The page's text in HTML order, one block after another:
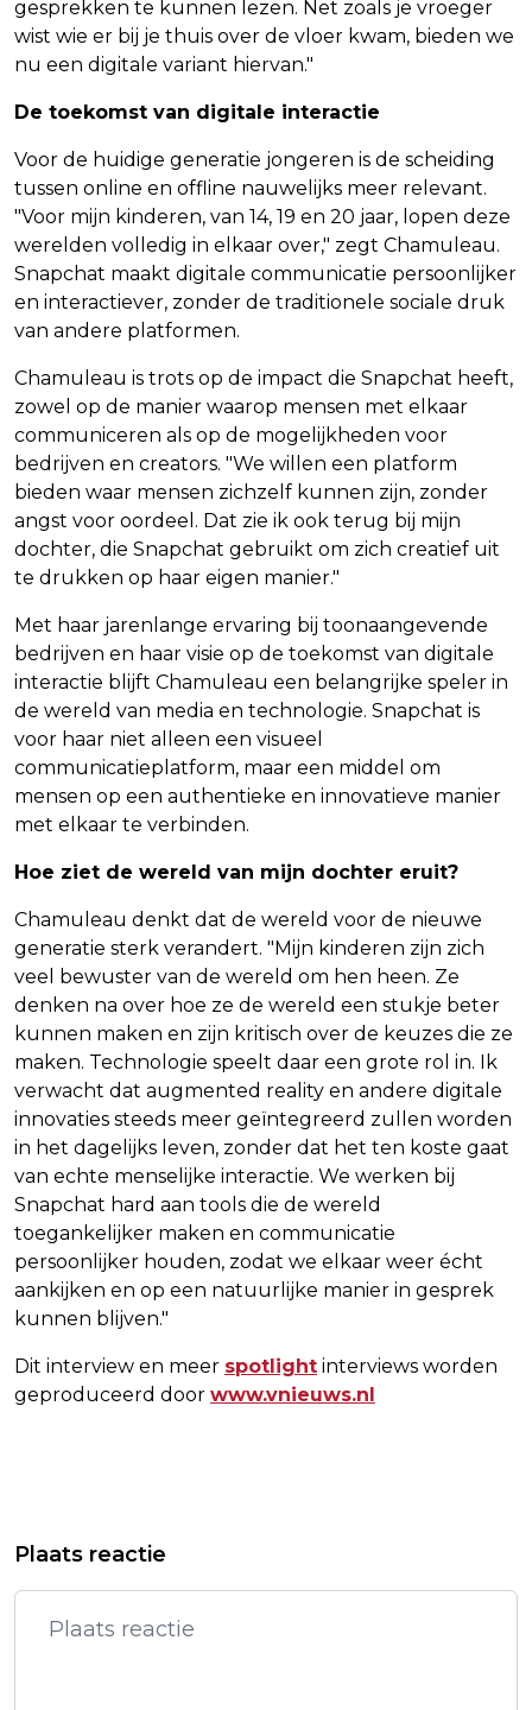
gesprekken te kunnen lezen. Net zoals je vroeger
wist wie er bij je thuis over de vloer kwam, bieden we
nu een digitale variant hiervan."
De toekomst van digitale interactie
Voor de huidige generatie jongeren is de scheiding
tussen online en offline nauwelijks meer relevant.
"Voor mijn kinderen, van 14, 19 en 20 jaar, lopen deze
werelden volledig in elkaar over," zegt Chamuleau.
Snapchat maakt digitale communicatie persoonlijker
en interactiever, zonder de traditionele sociale druk
van andere platformen.
Chamuleau is trots op de impact die Snapchat heeft,
zowel op de manier waarop mensen met elkaar
communiceren als op de mogelijkheden voor
bedrijven en creators. "We willen een platform
bieden waar mensen zichzelf kunnen zijn, zonder
angst voor oordeel. Dat zie ik ook terug bij mijn
dochter, die Snapchat gebruikt om zich creatief uit
te drukken op haar eigen manier."
Met haar jarenlange ervaring bij toonaangevende
bedrijven en haar visie op de toekomst van digitale
interactie blijft Chamuleau een belangrijke speler in
de wereld van media en technologie. Snapchat is
voor haar niet alleen een visueel
communicatieplatform, maar een middel om
mensen op een authentieke en innovatieve manier
met elkaar te verbinden.
Hoe ziet de wereld van mijn dochter eruit?
Chamuleau denkt dat de wereld voor de nieuwe
generatie sterk verandert. "Mijn kinderen zijn zich
veel bewuster van de wereld om hen heen. Ze
denken na over hoe ze de wereld een stukje beter
kunnen maken en zijn kritisch over de keuzes die ze
maken. Technologie speelt daar een grote rol in. Ik
verwacht dat augmented reality en andere digitale
innovaties steeds meer geïntegreerd zullen worden
in het dagelijks leven, zonder dat het ten koste gaat
van echte menselijke interactie. We werken bij
Snapchat hard aan tools die de wereld
toegankelijker maken en communicatie
persoonlijker houden, zodat we elkaar weer écht
aankijken en op een natuurlijke manier in gesprek
kunnen blijven."
Dit interview en meer spotlight interviews worden
geproduceerd door www.vnieuws.nl
VEROORZAAKT DOOR OEFENING VAN
SHELL BESLIST KOMENDE JAREN
OVER INDIVIDUELE FABRIEKEN
MOERDIJK
Plaats reactie